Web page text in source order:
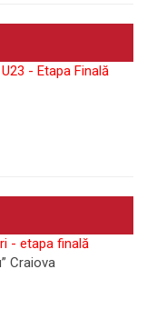
- Etapa Finală
- etapa finală
Craiova